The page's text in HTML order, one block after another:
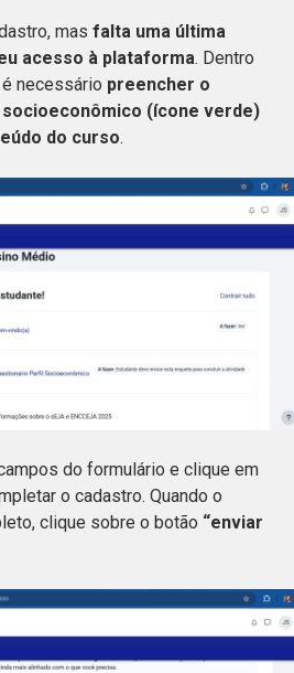
mas falta uma última
acesso à plataforma. Dentro
necessário preencher o
(ícone verde)
do curso.
do formulário e clique em
o cadastro. Quando o
clique sobre o botão “enviar